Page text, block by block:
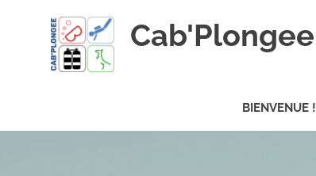
Cab'Plongee
tous
BIENVENUE !